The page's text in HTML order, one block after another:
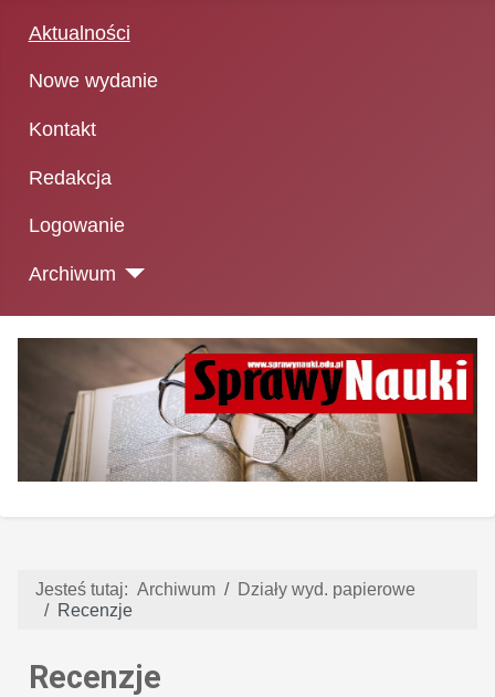
Aktualności
Nowe wydanie
Kontakt
Redakcja
Logowanie
Archiwum
Jesteś tutaj: Archiwum
Działy wyd. papierowe
Recenzje
Recenzje